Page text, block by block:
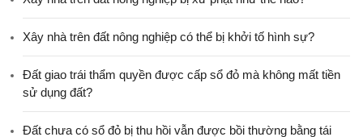
Xây nhà trên đất nông nghiệp có thể bị khởi tố hình sự?
Đất giao trái thẩm quyền được cấp sổ đỏ mà không mất tiền
sử dụng đất?
Đất chưa có sổ đỏ bị thu hồi vẫn được bồi thường bằng tái